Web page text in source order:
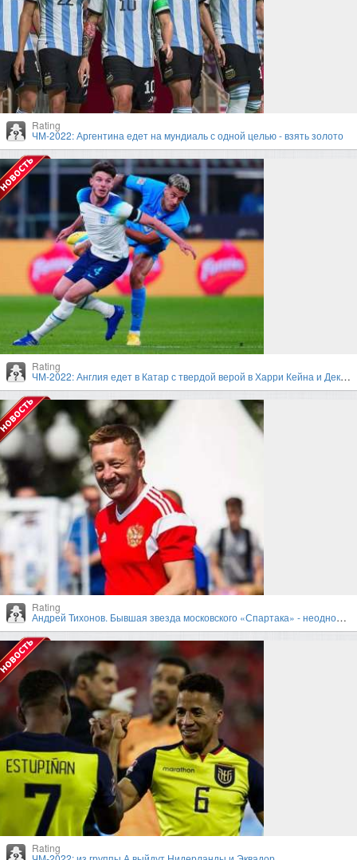
Rating
ЧМ-2022: Аргентина едет на мундиаль с одной целью - взять золото
Rating
ЧМ-2022: Англия едет в Катар с твердой верой в Харри Кейна и Деклана Райса
Rating
Андрей Тихонов. Бывшая звезда московского «Спартака» - неоднозначный тренер
Rating